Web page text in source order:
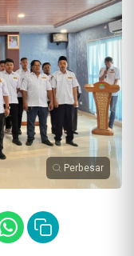
Perbesar